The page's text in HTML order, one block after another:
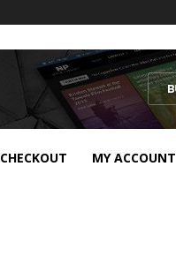
CHECKOUT MY ACCOUNT